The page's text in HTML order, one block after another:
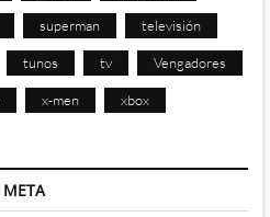
superman televisión
tunos tv Vengadores
x-men xbox
META